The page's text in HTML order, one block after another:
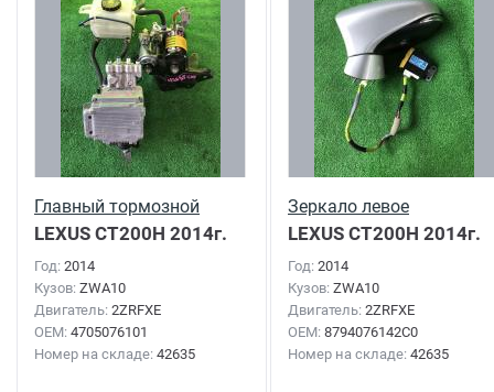
Главный тормозной
LEXUS CT200H 2014г.
Год: 2014
Кузов: ZWA10
Двигатель: 2ZRFXE
OEM: 4705076101
Номер на складе: 42635
Зеркало левое
LEXUS CT200H 2014г.
Год: 2014
Кузов: ZWA10
Двигатель: 2ZRFXE
OEM: 8794076142C0
Номер на складе: 42635